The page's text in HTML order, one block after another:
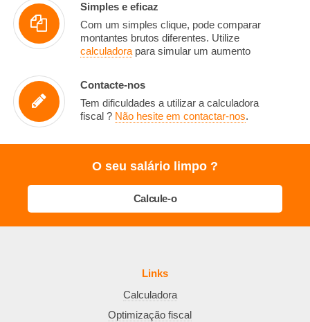
Simples e eficaz
Com um simples clique, pode comparar
montantes brutos diferentes. Utilize
calculadorapara simular um aumento
Contacte-nos
Tem dificuldades a utilizar a calculadora
fiscal ? Não hesite em contactar-nos.
O seu salário limpo ?
Calcule-o
Links
Calculadora
Optimização fiscal